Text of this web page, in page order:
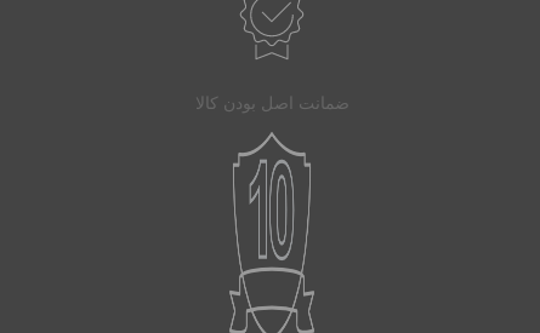
ضمانت اصل بودن کالا